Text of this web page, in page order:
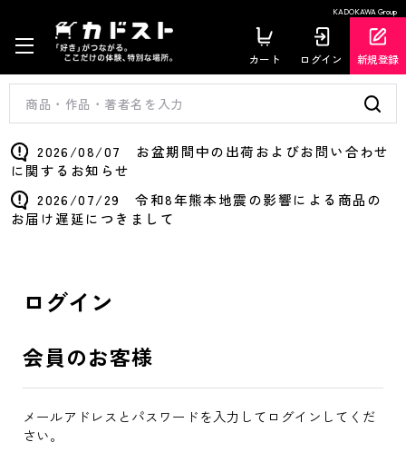
KADOKAWA Group
カート ログイン 新規登録
2026/08/07 お盆期間中の出荷およびお問い合わせ
に関するお知らせ
2026/07/29 令和8年熊本地震の影響による商品の
お届け遅延につきまして
ログイン
会員のお客様
メールアドレスとパスワードを入力してログインしてくだ
さい。